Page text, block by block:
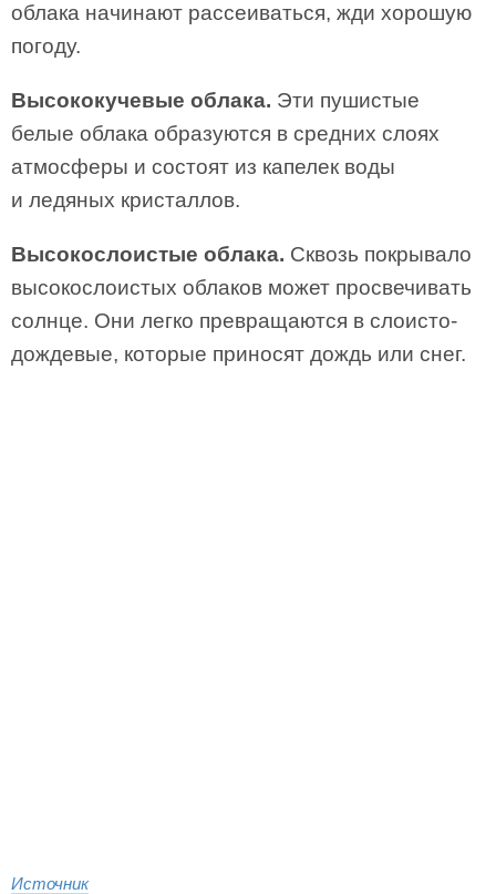
облака начинают рассеиваться, жди хорошую
погоду.
Высококучевые облака. Эти пушистые
белые облака образуются в средних слоях
атмосферы и состоят из капелек воды
и ледяных кристаллов.
Высокослоистые облака. Сквозь покрывало
высокослоистых облаков может просвечивать
солнце. Они легко превращаются в слоисто-
дождевые, которые приносят дождь или снег.
Источник